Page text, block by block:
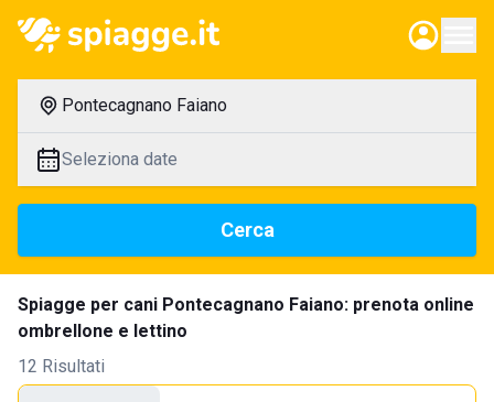
Pontecagnano Faiano
Seleziona date
Cerca
Spiagge per cani Pontecagnano Faiano: prenota online
ombrellone e lettino
12 Risultati